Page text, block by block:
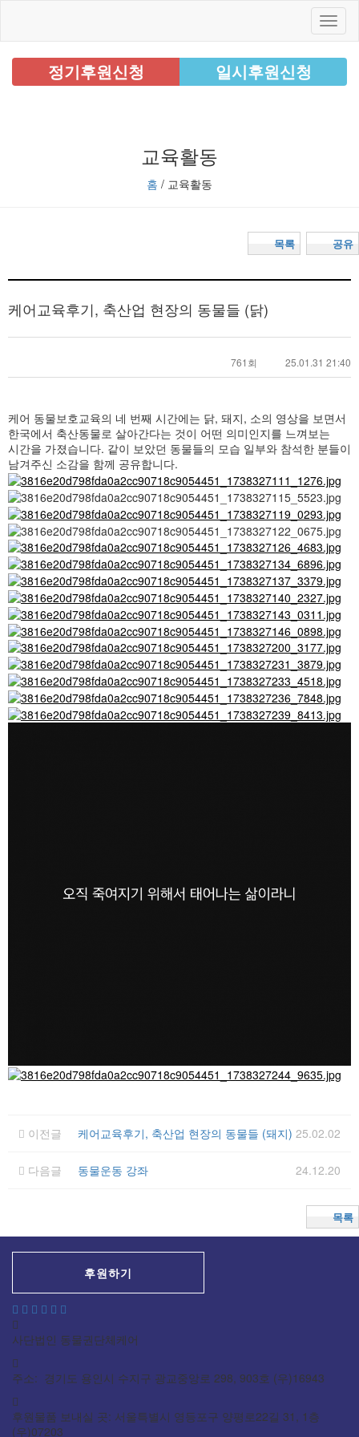
정기후원신청 일시후원신청
교육활동
홈 / 교육활동
공유
목록
케어교육후기, 축산업 현장의 동물들 (닭)
761회 25.01.31 21:40
케어 동물보호교육의 네 번째 시간에는 닭, 돼지, 소의 영상을 보면서
한국에서 축산동물로 살아간다는 것이 어떤 의미인지를 느껴보는
시간을 가졌습니다. 같이 보았던 동물들의 모습 일부와 참석한 분들이
남겨주신 소감을 함께 공유합니다.
이전글 케어교육후기, 축산업 현장의 동물들 (돼지) 25.02.02
다음글 동물운동 강좌 24.12.20
목록
후원하기
사단법인 동물권단체케어
주소: 경기도 용인시 수지구 광교중앙로 298, 903호 (우)16943
후원물품 보내실 곳: 서울특별시 영등포구 양평로22길 31, 1층
(우)07203